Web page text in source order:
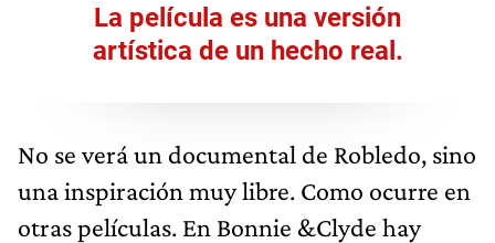
La película es una versión
artística de un hecho real.
No se verá un documental de Robledo, sino
una inspiración muy libre. Como ocurre en
otras películas. En Bonnie &Clyde hay